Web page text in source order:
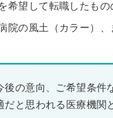
希望して転職したも
院の風土（カラー）
の意向、ご希望条件
と思われる医療機関